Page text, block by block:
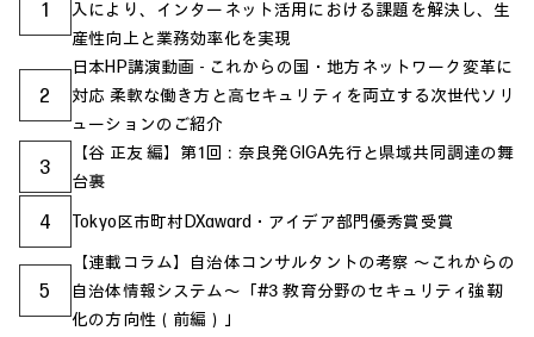
1
入により、インターネット活用における課題を解決し、生
産性向上と業務効率化を実現
2
日本HP講演動画 - これからの国・地方ネットワーク変革に
対応 柔軟な働き方と高セキュリティを両立する次世代ソリ
ューションのご紹介
3
【谷 正友 編】第1回：奈良発GIGA先行と県域共同調達の舞
台裏
4 Tokyo区市町村DXaward・アイデア部門優秀賞受賞
5
【連載コラム】自治体コンサルタントの考察 ～これからの
自治体情報システム～「#3 教育分野のセキュリティ強靭
化の方向性（前編）」